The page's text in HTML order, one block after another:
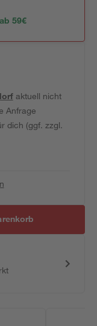
59€
aktuell nicht
Anfrage
dich (ggf. zzgl.